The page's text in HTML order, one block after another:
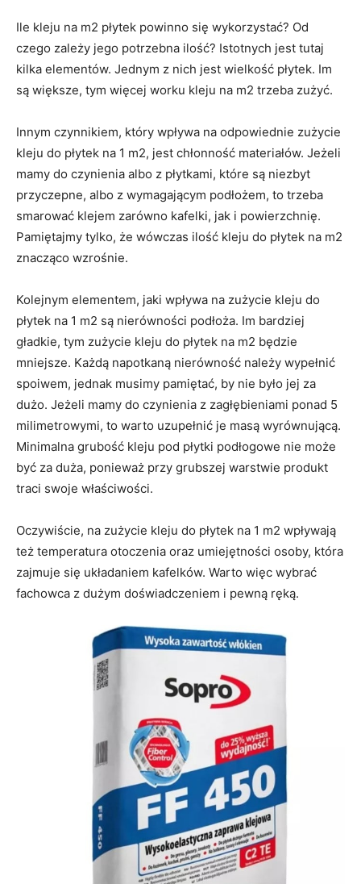
Ile kleju na m2 płytek powinno się wykorzystać? Od
czego zależy jego potrzebna ilość? Istotnych jest tutaj
kilka elementów. Jednym z nich jest wielkość płytek. Im
są większe, tym więcej worku kleju na m2 trzeba zużyć.
Innym czynnikiem, który wpływa na odpowiednie zużycie
kleju do płytek na 1 m2, jest chłonność materiałów. Jeżeli
mamy do czynienia albo z płytkami, które są niezbyt
przyczepne, albo z wymagającym podłożem, to trzeba
smarować klejem zarówno kafelki, jak i powierzchnię.
Pamiętajmy tylko, że wówczas ilość kleju do płytek na m2
znacząco wzrośnie.
Kolejnym elementem, jaki wpływa na zużycie kleju do
płytek na 1 m2 są nierówności podłoża. Im bardziej
gładkie, tym zużycie kleju do płytek na m2 będzie
mniejsze. Każdą napotkaną nierówność należy wypełnić
spoiwem, jednak musimy pamiętać, by nie było jej za
dużo. Jeżeli mamy do czynienia z zagłębieniami ponad 5
milimetrowymi, to warto uzupełnić je masą wyrównującą.
Minimalna grubość kleju pod płytki podłogowe nie może
być za duża, ponieważ przy grubszej warstwie produkt
traci swoje właściwości.
Oczywiście, na zużycie kleju do płytek na 1 m2 wpływają
też temperatura otoczenia oraz umiejętności osoby, która
zajmuje się układaniem kafelków. Warto więc wybrać
fachowca z dużym doświadczeniem i pewną ręką.